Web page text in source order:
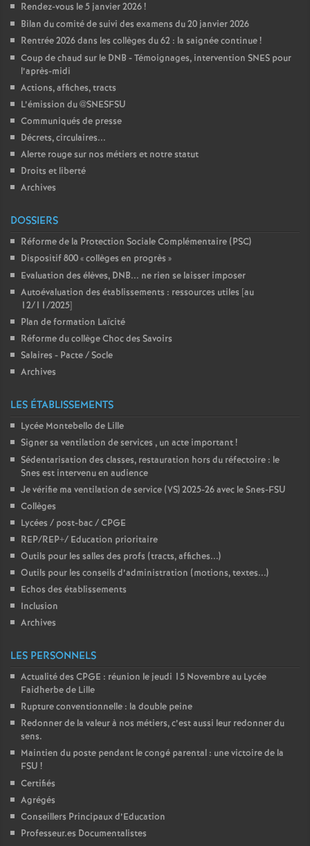
Rendez-vous le 5 janvier 2026!
Bilan du comité de suivi des examens du 20 janvier 2026
Rentrée 2026 dans les collèges du 62 : la saignée continue!
Coup de chaud sur le DNB - Témoignages, intervention SNES pour
l’après-midi
Actions, affiches, tracts
L’émission du @SNESFSU
Communiqués de presse
Décrets, circulaires...
Alerte rouge sur nos métiers et notre statut
Droits et liberté
Archives
DOSSIERS
Réforme de la Protection Sociale Complémentaire (PSC)
Dispositif 800 «collèges en progrès »
Evaluation des élèves, DNB... ne rien se laisser imposer
Autoévaluation des établissements : ressources utiles [au
12/11/2025]
Plan de formation Laïcité
Réforme du collège Choc des Savoirs
Salaires - Pacte / Socle
Archives
LES ÉTABLISSEMENTS
Lycée Montebello de Lille
Signer sa ventilation de services , un acte important!
Sédentarisation des classes, restauration hors du réfectoire : le
Snes est intervenu en audience
Je vérifie ma ventilation de service (VS) 2025-26 avec le Snes-FSU
Collèges
Lycées / post-bac / CPGE
REP/REP+/ Education prioritaire
Outils pour les salles des profs (tracts, affiches...)
Outils pour les conseils d’administration (motions, textes...)
Echos des établissements
Inclusion
Archives
LES PERSONNELS
Actualité des CPGE : réunion le jeudi 15 Novembre au Lycée
Faidherbe de Lille
Rupture conventionnelle : la double peine
Redonner de la valeur à nos métiers, c’est aussi leur redonner du
sens.
Maintien du poste pendant le congé parental : une victoire de la
FSU !
Certifiés
Agrégés
Conseillers Principaux d’Education
Professeur.es Documentalistes